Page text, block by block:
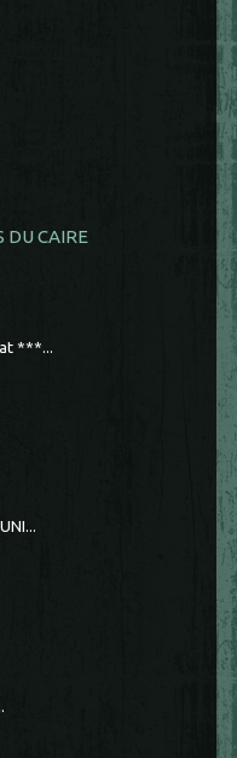
DU CAIRE
***...